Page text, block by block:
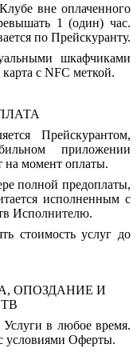
вне оплаченного
1 (один) час.
по Прейскуранту.
шкафчиками
с NFC меткой.
Прейскурантом,
приложении
на момент оплаты.
полной предоплаты,
исполненным с
Исполнителю.
стоимость услуг до
ОПОЗДАНИЕ И
Услуги в любое время.
условиями Оферты.